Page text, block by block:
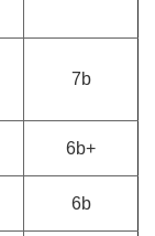
7b
6b+
6b